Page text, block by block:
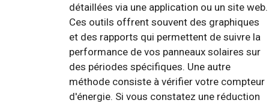
détaillées via une application ou un site web.
Ces outils offrent souvent des graphiques
et des rapports qui permettent de suivre la
performance de vos panneaux solaires sur
des périodes spécifiques. Une autre
méthode consiste à vérifier votre compteur
d'énergie. Si vous constatez une réduction